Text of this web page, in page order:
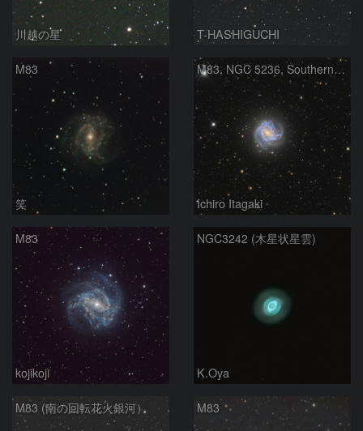
川越の星 T-HASHIGUCHI
M83
笑
M83, NGC 5236, Southern Pinwheel
Ichiro Itagaki
M83
kojikoji
NGC3242 (木星状星雲)
K.Oya
M83 (南の回転花火銀河） M83